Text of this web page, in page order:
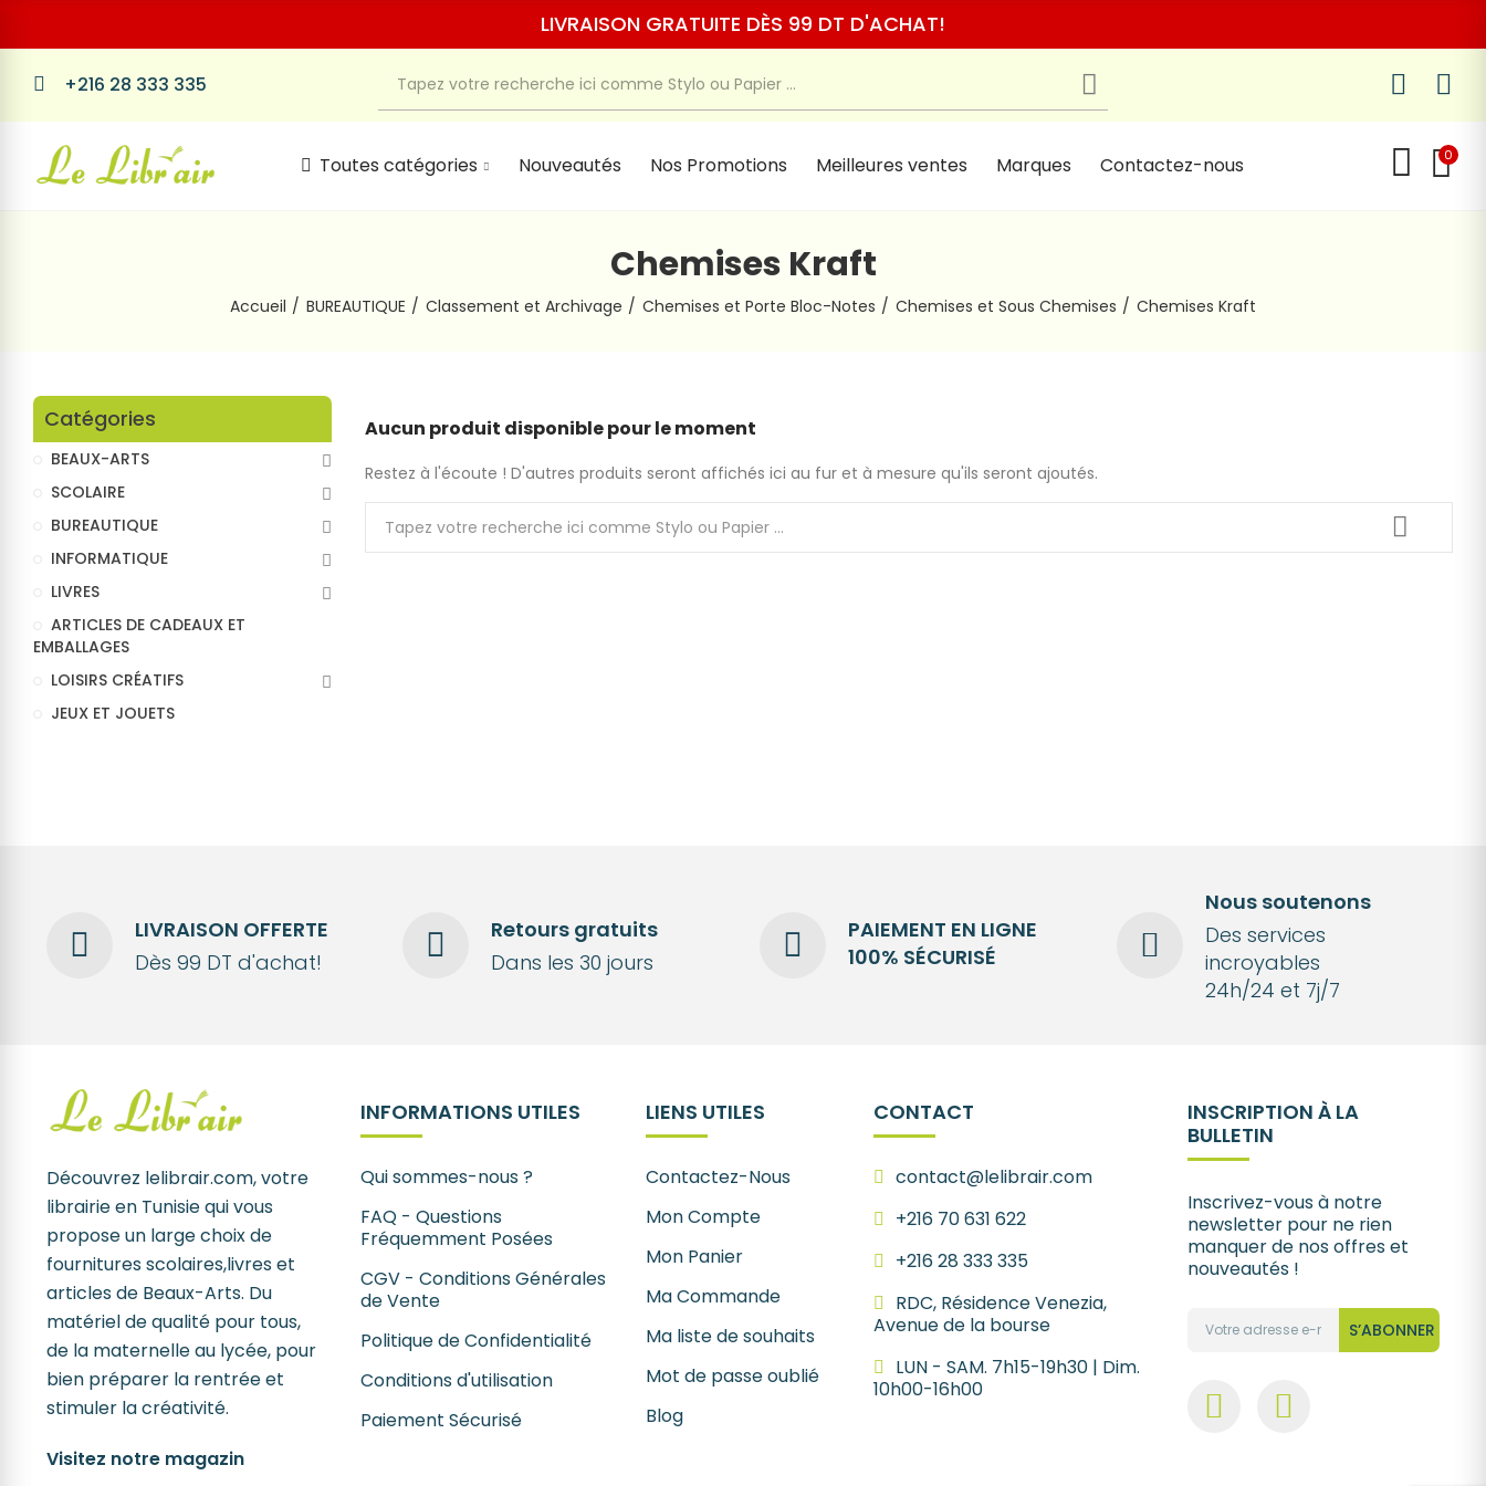
LIVRAISON GRATUITE DÈS 99 DT D'ACHAT!
+216 28 333 335
Toutes catégories Nouveautés Nos Promotions Meilleures ventes Marques Contactez-nous 0
Chemises Kraft
Accueil BUREAUTIQUE Classement et Archivage Chemises et Porte Bloc-Notes Chemises et Sous Chemises Chemises Kraft
Aucun produit disponible pour le moment
Restez à l'écoute ! D'autres produits seront affichés ici au fur et à mesure qu'ils seront ajoutés.
Catégories
BEAUX-ARTS
SCOLAIRE
BUREAUTIQUE
INFORMATIQUE
LIVRES
ARTICLES DE CADEAUX ET
EMBALLAGES
LOISIRS CRÉATIFS
JEUX ET JOUETS
LIVRAISON OFFERTE
Dès 99 DT d'achat!
Retours gratuits
Dans les 30 jours
PAIEMENT EN LIGNE
100% SÉCURISÉ
Nous soutenons
Des services
incroyables
24h/24 et 7j/7
Découvrez lelibrair.com, votre
librairie en Tunisie qui vous
propose un large choix de
fournitures scolaires,livres et
articles de Beaux-Arts. Du
matériel de qualité pour tous,
de la maternelle au lycée, pour
bien préparer la rentrée et
stimuler la créativité.
Visitez notre magazin
INFORMATIONS UTILES
Qui sommes-nous ?
FAQ - Questions
Fréquemment Posées
CGV - Conditions Générales
de Vente
Politique de Confidentialité
Conditions d'utilisation
Paiement Sécurisé
LIENS UTILES
Contactez-Nous
Mon Compte
Mon Panier
Ma Commande
Ma liste de souhaits
Mot de passe oublié
Blog
CONTACT
contact@lelibrair.com
+216 70 631 622
+216 28 333 335
RDC, Résidence Venezia,
Avenue de la bourse
LUN - SAM. 7h15-19h30 | Dim.
10h00-16h00
INSCRIPTION À LA
BULLETIN
Inscrivez-vous à notre
newsletter pour ne rien
manquer de nos offres et
nouveautés !
S’ABONNER